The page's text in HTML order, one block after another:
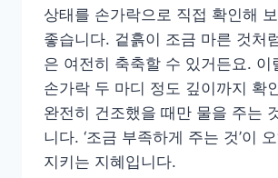
상태를 손가락으로 직접 확인해
좋습니다. 겉흙이 조금 마른 것처
은 여전히 축축할 수 있거든요. 이
손가락 두 마디 정도 깊이까지 확
완전히 건조했을 때만 물을 주는
니다. ‘조금 부족하게 주는 것’이
지키는 지혜입니다.